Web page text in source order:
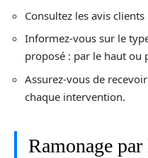
Consultez les avis
Informez-vous sur le
proposé : par le haut ou
Assurez-vous de
chaque intervention.
Ramonage